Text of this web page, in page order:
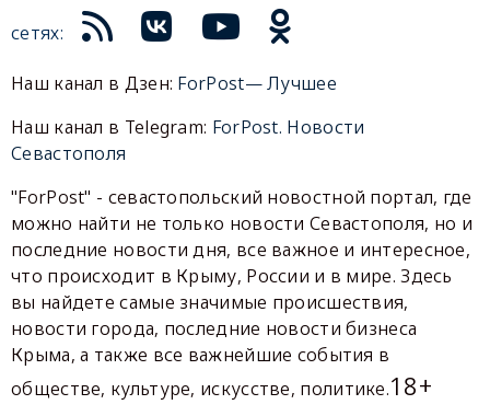
сетях:
Наш канал в Дзен: ForPost— Лучшее
Наш канал в Telegram: ForPost. Новости
Севастополя
"ForPost" - севастопольский новостной портал, где
можно найти не только новости Севастополя, но и
последние новости дня, все важное и интересное,
что происходит в Крыму, России и в мире. Здесь
вы найдете самые значимые происшествия,
новости города, последние новости бизнеса
Крыма, а также все важнейшие события в
обществе, культуре, искусстве, политике.18+